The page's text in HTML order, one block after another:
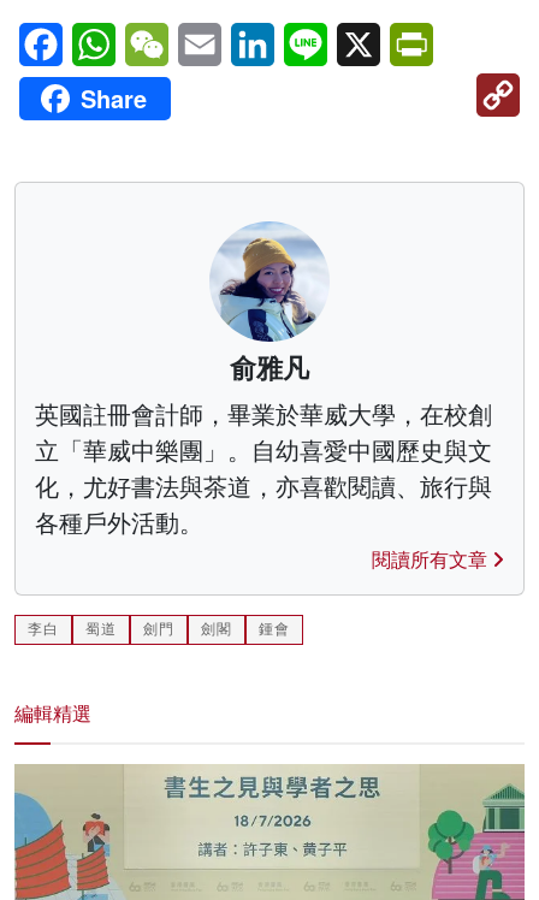
FacebookWhatsAppWeChatEmail LinkedInLine X
Share
俞雅凡
英國註冊會計師，畢業於華威大學，在校創
立「華威中樂團」。自幼喜愛中國歷史與文
化，尤好書法與茶道，亦喜歡閱讀、旅行與
各種戶外活動。
閱讀所有文章
李白 蜀道 劍門 劍閣 鍾會
編輯精選